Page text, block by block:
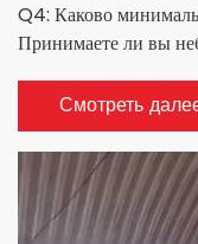
Q4: Каково
Принимаете ли вы
Смотреть